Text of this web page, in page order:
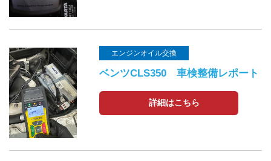
エンジンオイル交換
ベンツCLS350 車検整備レポート
詳細はこちら